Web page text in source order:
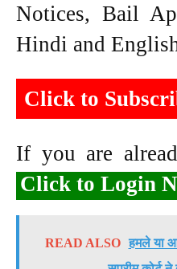
Notices, Bail
Hindi and
Click to
If you are
Click to Login
READ ALSO हमले या